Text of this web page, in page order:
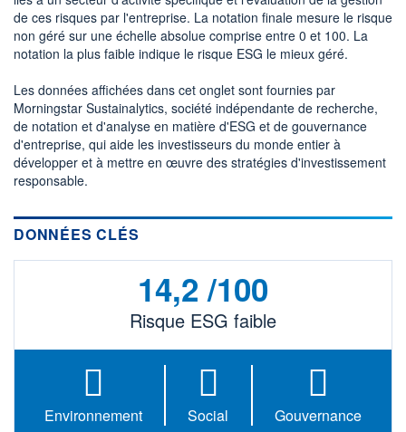
d'automobiles
OUVERTURE
6,6200
CLÔTURE VEILLE
6,6200
6,7400 6,5000
VOLUME
1 929
CAPITAL ÉCHANGÉ
0,01%
VALORISATION
173 MEUR
DERNIER ÉCHANGE
06.08.26 / 17:35:17
6,1800 6,8200
ESTIMÉ 2026 2026
15,55
0,30 EUR (02/06/26)
DERNIER
DIVIDENDE
PROCHAIN
ÉLIGIBILITÉ RISQUE ESG
de ces risques par l'entreprise. La notation finale mesure le risque
non géré sur une échelle absolue comprise entre 0 et 100. La
notation la plus faible indique le risque ESG le mieux géré.
Les données affichées dans cet onglet sont fournies par
Morningstar Sustainalytics, société indépendante de recherche,
de notation et d'analyse en matière d'ESG et de gouvernance
d'entreprise, qui aide les investisseurs du monde entier à
développer et à mettre en œuvre des stratégies d'investissement
responsable.
DONNÉES CLÉS
14,2 /100
Risque ESG faible
Environnement Social Gouvernance